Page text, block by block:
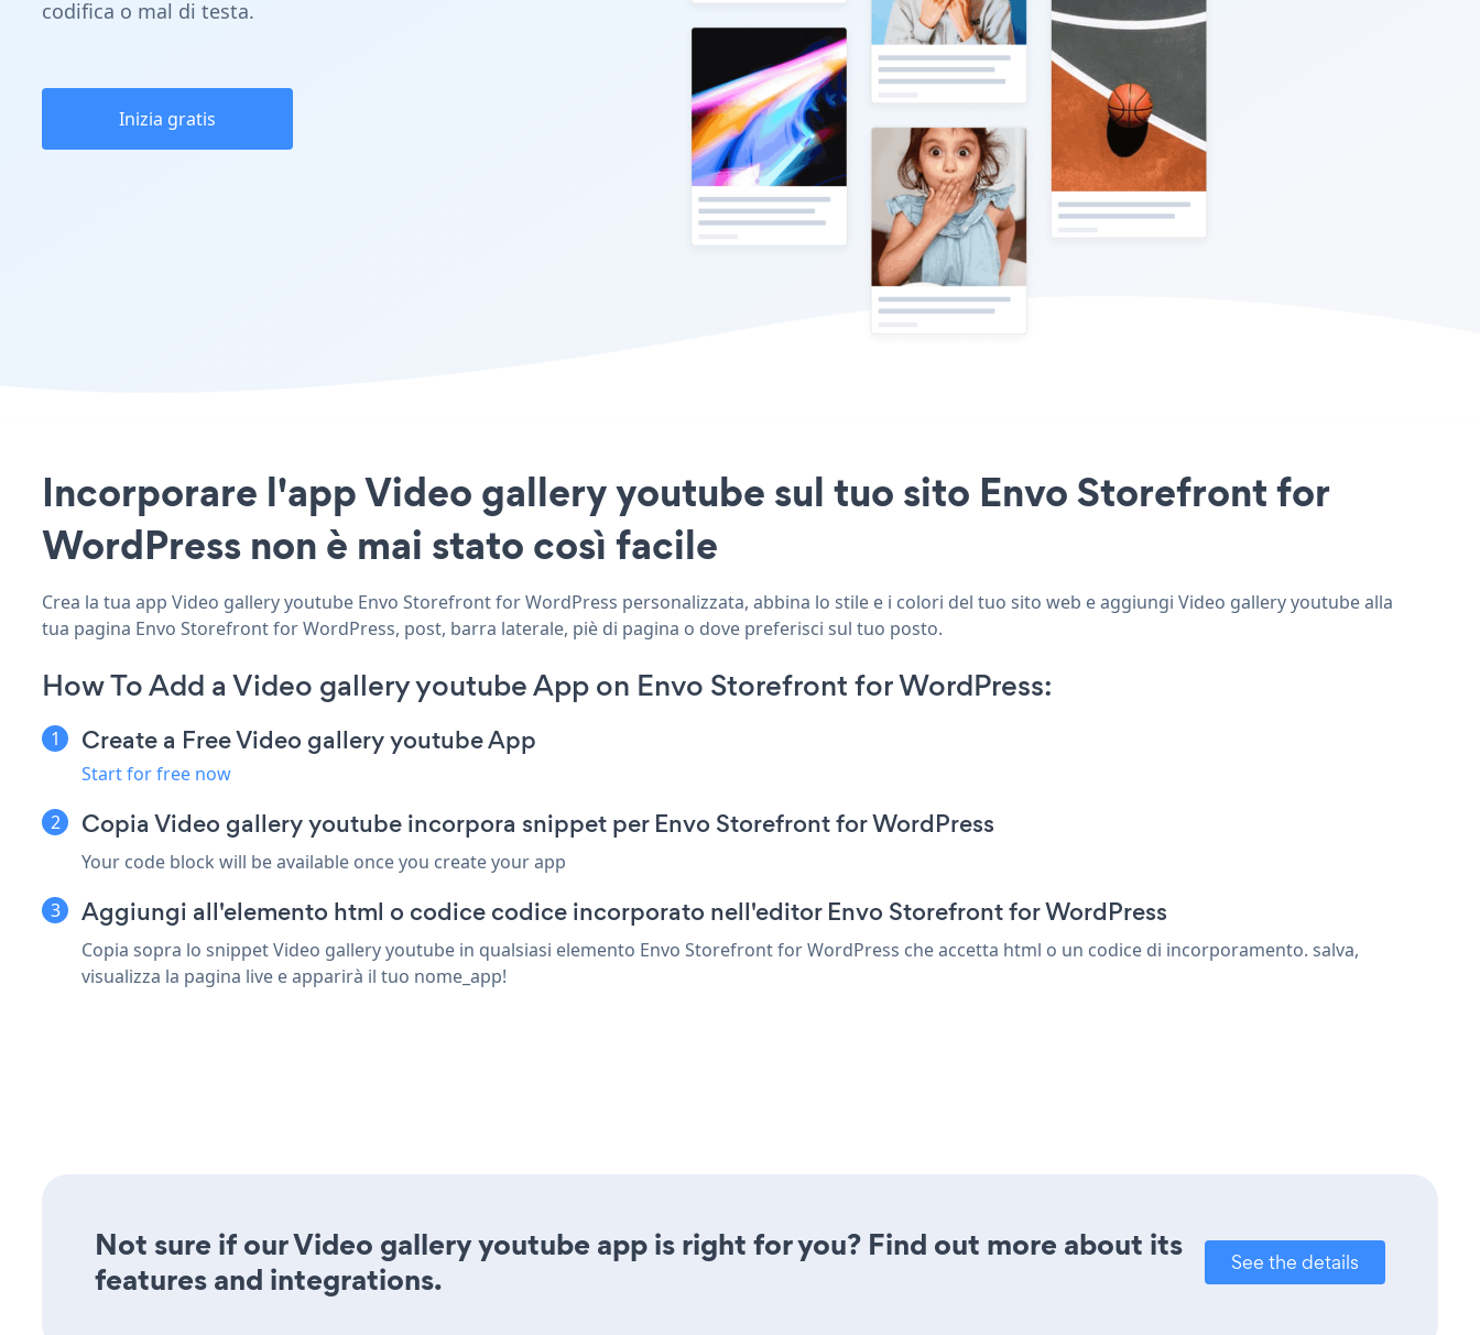
codifica o mal di testa.
Inizia gratis
Incorporare l'app Video gallery youtube sul tuo sito Envo Storefront for
WordPress non è mai stato così facile
Crea la tua app Video gallery youtube Envo Storefront for WordPress personalizzata, abbina lo stile e i colori del tuo sito web e aggiungi Video gallery youtube alla
tua pagina Envo Storefront for WordPress, post, barra laterale, piè di pagina o dove preferisci sul tuo posto.
How To Add a Video gallery youtube App on Envo Storefront for WordPress:
Create a Free Video gallery youtube App
Start for free now
Copia Video gallery youtube incorpora snippet per Envo Storefront for WordPress
Your code block will be available once you create your app
Aggiungi all'elemento html o codice codice incorporato nell'editor Envo Storefront for WordPress
Copia sopra lo snippet Video gallery youtube in qualsiasi elemento Envo Storefront for WordPress che accetta html o un codice di incorporamento. salva,
visualizza la pagina live e apparirà il tuo nome_app!
Not sure if our Video gallery youtube app is right for you? Find out more about its
features and integrations.
See the details